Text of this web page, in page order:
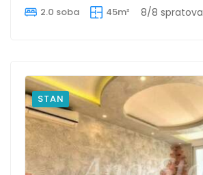
2.0 soba 45m² 8/8 spratova
STAN